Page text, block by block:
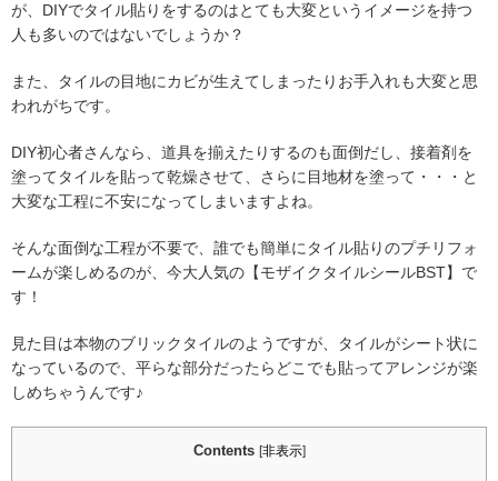
が、DIYでタイル貼りをするのはとても大変というイメージを持つ
人も多いのではないでしょうか？
また、タイルの目地にカビが生えてしまったりお手入れも大変と思
われがちです。
DIY初心者さんなら、道具を揃えたりするのも面倒だし、接着剤を
塗ってタイルを貼って乾燥させて、さらに目地材を塗って・・・と
大変な工程に不安になってしまいますよね。
そんな面倒な工程が不要で、誰でも簡単にタイル貼りのプチリフォ
ームが楽しめるのが、今大人気の【モザイクタイルシールBST】で
す！
見た目は本物のブリックタイルのようですが、タイルがシート状に
なっているので、平らな部分だったらどこでも貼ってアレンジが楽
しめちゃうんです♪
Contents [非表示]